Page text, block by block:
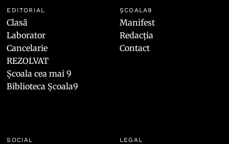
EDITORIAL
Clasă
Laborator
Cancelarie
REZOLVAT
Școala cea mai 9
Biblioteca Școala9
ȘCOALA9
Manifest
Redacția
Contact
SOCIAL LEGAL